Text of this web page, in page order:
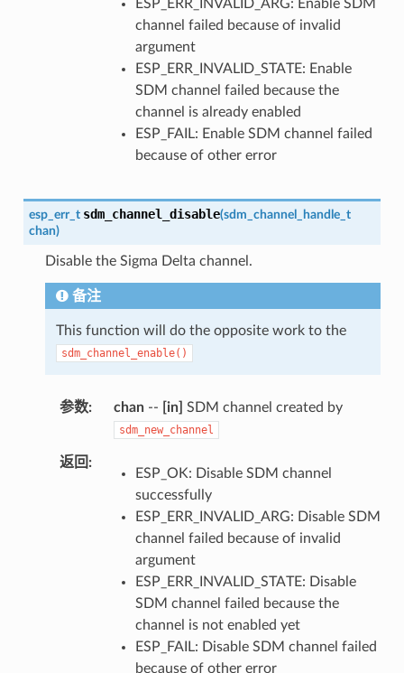
ESP_ERR_INVALID_ARG: Enable SDM
channel failed because of invalid
argument
ESP_ERR_INVALID_STATE: Enable
SDM channel failed because the
channel is already enabled
ESP_FAIL: Enable SDM channel failed
because of other error
esp_err_t sdm_channel_disable(sdm_channel_handle_t
chan)
Disable the Sigma Delta channel.
备注
This function will do the opposite work to the
sdm_channel_enable()
参数 chan-- [in] SDM channel created by
sdm_new_channel
返回
ESP_OK: Disable SDM channel
successfully
ESP_ERR_INVALID_ARG: Disable SDM
channel failed because of invalid
argument
ESP_ERR_INVALID_STATE: Disable
SDM channel failed because the
channel is not enabled yet
ESP_FAIL: Disable SDM channel failed
because of other error